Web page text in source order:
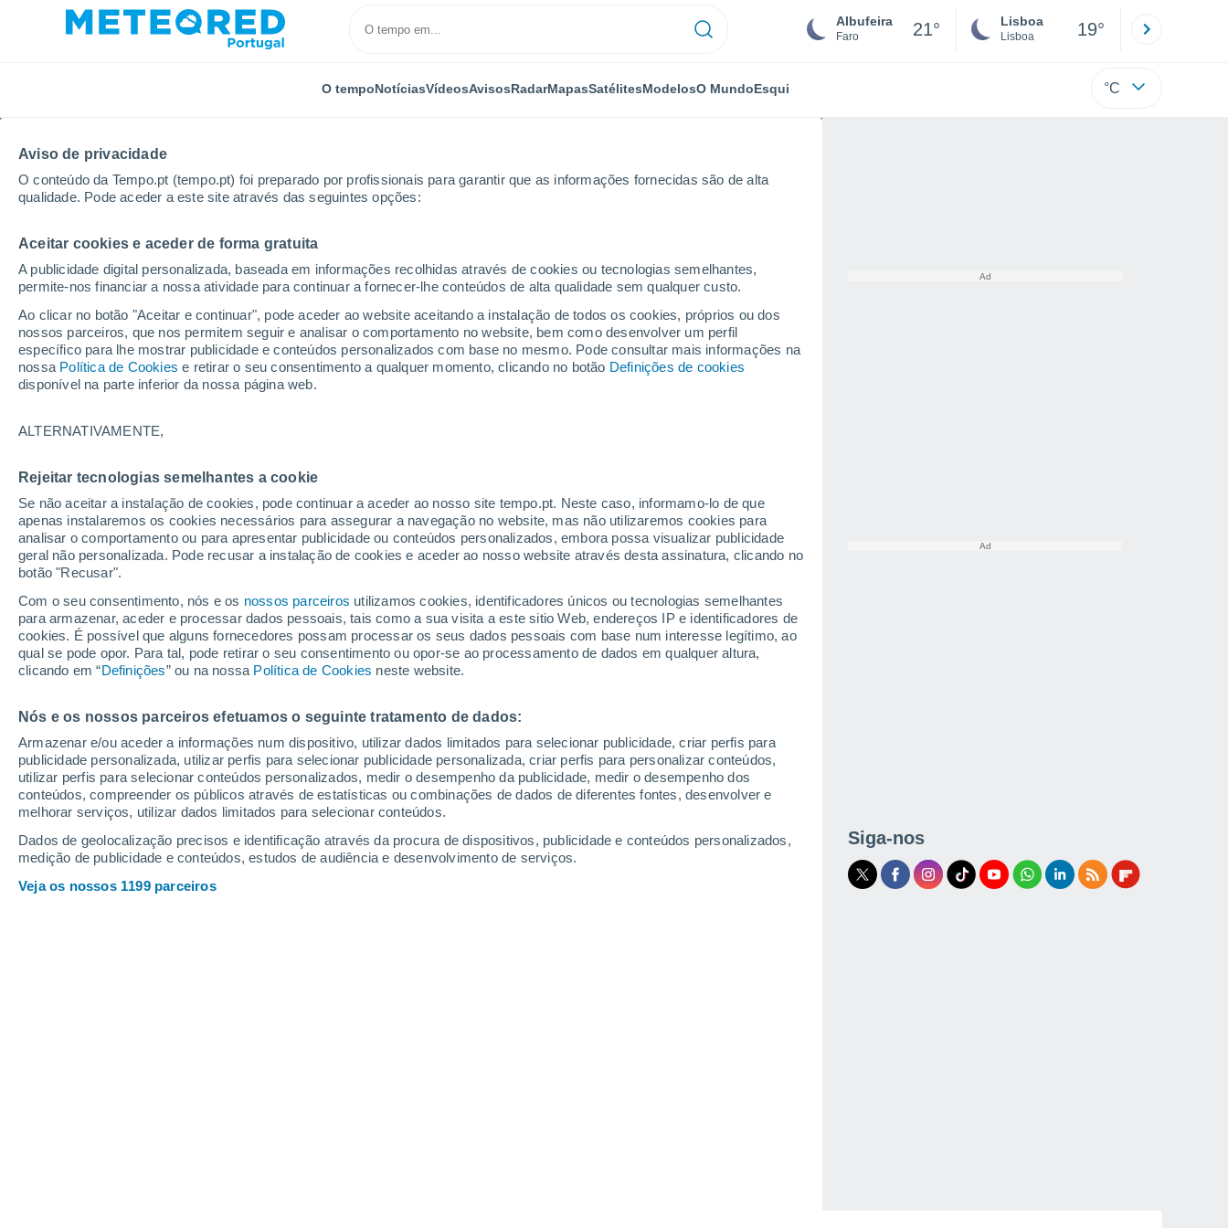
Aviso de privacidade
O conteúdo da Tempo.pt (tempo.pt) foi preparado por profissionais para garantir que as informações fornecidas são de alta
qualidade. Pode aceder a este site através das seguintes opções:
Aceitar cookies e aceder de forma gratuita
A publicidade digital personalizada, baseada em informações recolhidas através de cookies ou tecnologias semelhantes,
permite-nos financiar a nossa atividade para continuar a fornecer-lhe conteúdos de alta qualidade sem qualquer custo.
Ao clicar no botão "Aceitar e continuar", pode aceder ao website aceitando a instalação de todos os cookies, próprios ou dos
nossos parceiros, que nos permitem seguir e analisar o comportamento no website, bem como desenvolver um perfil
específico para lhe mostrar publicidade e conteúdos personalizados com base no mesmo. Pode consultar mais informações na
nossa Política de Cookies e retirar o seu consentimento a qualquer momento, clicando no botão Definições de cookies
disponível na parte inferior da nossa página web.
ALTERNATIVAMENTE,
Rejeitar tecnologias semelhantes a cookie
Se não aceitar a instalação de cookies, pode continuar a aceder ao nosso site tempo.pt. Neste caso, informamo-lo de que
apenas instalaremos os cookies necessários para assegurar a navegação no website, mas não utilizaremos cookies para
analisar o comportamento ou para apresentar publicidade ou conteúdos personalizados, embora possa visualizar publicidade
geral não personalizada. Pode recusar a instalação de cookies e aceder ao nosso website através desta assinatura, clicando no
botão "Recusar".
Com o seu consentimento, nós e os nossos parceiros utilizamos cookies, identificadores únicos ou tecnologias semelhantes
para armazenar, aceder e processar dados pessoais, tais como a sua visita a este sitio Web, endereços IP e identificadores de
cookies. É possível que alguns fornecedores possam processar os seus dados pessoais com base num interesse legítimo, ao
qual se pode opor. Para tal, pode retirar o seu consentimento ou opor-se ao processamento de dados em qualquer altura,
clicando em “Definições” ou na nossa Política de Cookies neste website.
Nós e os nossos parceiros efetuamos o seguinte tratamento de dados:
Armazenar e/ou aceder a informações num dispositivo, utilizar dados limitados para selecionar publicidade, criar perfis para
publicidade personalizada, utilizar perfis para selecionar publicidade personalizada, criar perfis para personalizar conteúdos,
utilizar perfis para selecionar conteúdos personalizados, medir o desempenho da publicidade, medir o desempenho dos
conteúdos, compreender os públicos através de estatísticas ou combinações de dados de diferentes fontes, desenvolver e
melhorar serviços, utilizar dados limitados para selecionar conteúdos.
Dados de geolocalização precisos e identificação através da procura de dispositivos, publicidade e conteúdos personalizados,
medição de publicidade e conteúdos, estudos de audiência e desenvolvimento de serviços.
Veja os nossos 1199 parceiros
Albufeira
Faro 21° Lisboa
Lisboa 19°
O tempoNotíciasVídeosAvisosRadarMapasSatélitesModelosO MundoEsqui °C
Início França Ilha de França Altos do Sena
Tempo em Altos do Sena
Hoje, 7 agosto Todo o dia Símbolo
27°
13°
Rueil-
Malmaison
Siga-nos